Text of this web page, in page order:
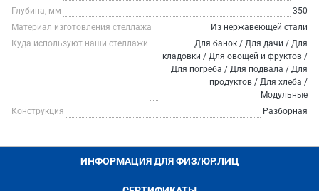
Глубина, мм
350
Материал изготовления стеллажа
Из нержавеющей стали
Куда используют наши стеллажи
Для банок / Для дачи / Для
кладовки / Для овощей и фруктов /
Для погреба / Для подвала / Для
продуктов / Для хлеба /
Модульные
Конструкция
Разборная
ИНФОРМАЦИЯ ДЛЯ ФИЗ/ЮР.ЛИЦ